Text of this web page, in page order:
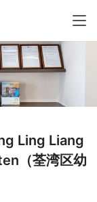
Ling Liang
（荃湾区幼